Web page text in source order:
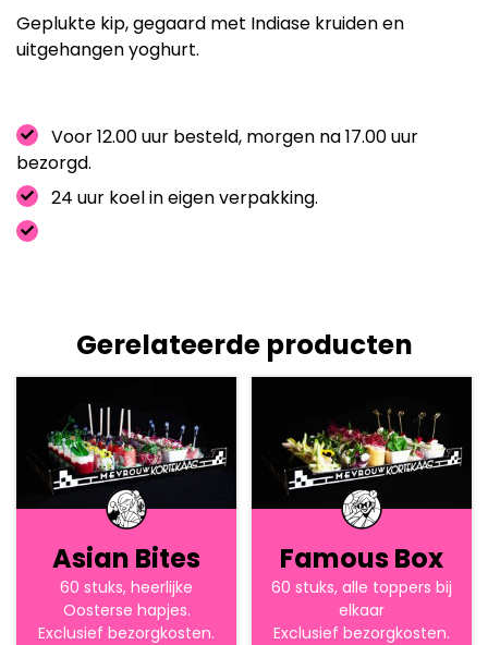
Geplukte kip, gegaard met Indiase kruiden en
uitgehangen yoghurt.
Voor 12.00 uur besteld, morgen na 17.00 uur
bezorgd.
24 uur koel in eigen verpakking.
Gerelateerde producten
Asian Bites
60 stuks, heerlijke
Oosterse hapjes.
Exclusief bezorgkosten.
Famous Box
60 stuks, alle toppers bij
elkaar
Exclusief bezorgkosten.